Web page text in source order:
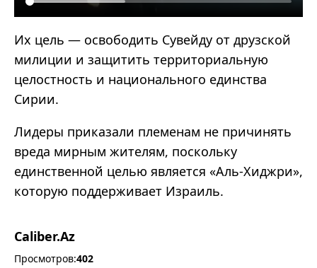
Их цель — освободить Сувейду от друзской
милиции и защитить территориальную
целостность и национального единства
Сирии.
Лидеры приказали племенам не причинять
вреда мирным жителям, поскольку
единственной целью является «Аль-Хиджри»,
которую поддерживает Израиль.
Caliber.Az
Просмотров:402